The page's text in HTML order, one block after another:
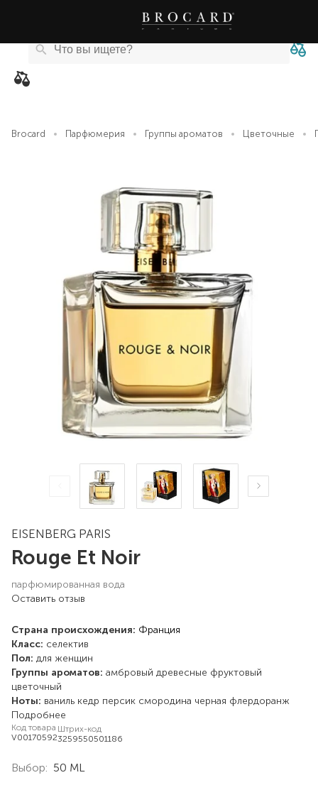
Brocard Парфюмерия Группы ароматов Цветочные
EISENBERG PARIS
Rouge Et Noir
парфюмированная вода
Оставить отзыв
Страна происхождения: Франция
Класс: селектив
Пол: для женщин
Группы ароматов: амбровый древесные фруктовый
цветочный
Ноты: ваниль кедр персик смородина черная флердоранж
Подробнее
Код товара
V00170592
Штрих-код
3259550501186
Выбор: 50 ML